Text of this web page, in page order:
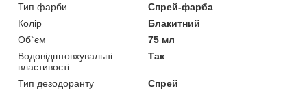
Тип фарби
Спрей-фарба
Колір
Блакитний
Об`єм
75 мл
Водовідштовхувальні
властивості
Так
Тип дезодоранту
Спрей